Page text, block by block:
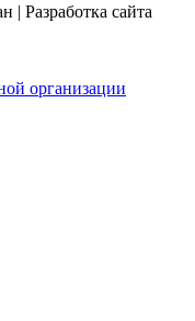
| Разработка сайта
организации